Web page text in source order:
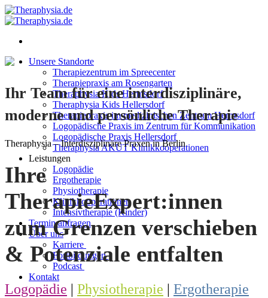
Zum
Inhalt
Unsere Standorte
Therapiezentrum im Spreecenter
Therapiepraxis am Rosengarten
Theraphysia Kids Hermsdorf
Theraphysia Kids Hellersdorf
Therapiepraxis im medizinischen Zentrum Hermsdorf
Logopädische Praxis im Zentrum für Kommunikation
Logopädische Praxis Hellersdorf
Theraphysia AKUT Klinikkooperationen
Leistungen
Logopädie
Ergotherapie
Physiotherapie
Klinikkooperationen
Intensivtherapie (Kinder)
Termin anfragen
Über uns
Karriere
Fortbildungen
Podcast
Kontakt
Ihr Team für eine interdisziplinäre,
moderne und persönliche Therapie
Theraphysia – Interdisziplinäre Praxen in Berlin
Ihre
TherapieExpert:innen
zum Grenzen verschieben
& Potenziale entfalten
Logopädie Physiotherapie Ergotherapie